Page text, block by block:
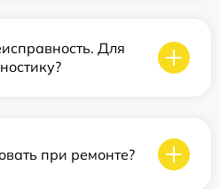
Для
при ремонте?